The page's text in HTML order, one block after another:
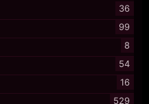
36
99
8
54
16
529